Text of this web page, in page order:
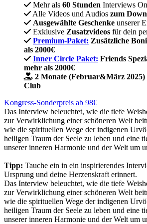
Mehr als 60 Stunden Interviews
Alle Videos und Audios zum
Ausgewählte Geschenke unserer
Exklusive Zusatzvideos für dein
Premium-Paket: Zusätzliche
als 2000€
Inner Circle Paket: Friends
mehr als 2000€
2 Monate (Februar&März
Club
Kongress-Sonderpreis ab 98€
Das Interview beleuchtet, wie die tiefe
zur Verwirklichung einer schöneren Welt
wie die spirituellen Wege der indigenen
heiligen Traum der Seele zu leben und eine
unserer inneren Harmonie und der Welt um
Tipp: Tauche ein in ein inspirierendes
Ursprung und deine Herzenskraft erinnert.
Das Interview beleuchtet, wie die tiefe
zur Verwirklichung einer schöneren Welt
wie die spirituellen Wege der indigenen
heiligen Traum der Seele zu leben und eine
unserer inneren Harmonie und der Welt um